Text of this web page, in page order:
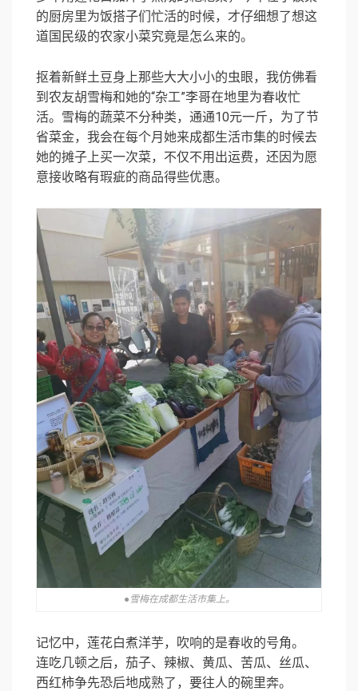
的厨房里为饭搭子们忙活的时候，才仔细想了想这
道国民级的农家小菜究竟是怎么来的。
抠着新鲜土豆身上那些大大小小的虫眼，我仿佛看
到农友胡雪梅和她的“杂工”李哥在地里为春收忙
活。雪梅的蔬菜不分种类，通通10元一斤，为了节
省菜金，我会在每个月她来成都生活市集的时候去
她的摊子上买一次菜，不仅不用出运费，还因为愿
意接收略有瑕疵的商品得些优惠。
●雪梅在成都生活市集上。
记忆中，莲花白煮洋芋，吹响的是春收的号角。
连吃几顿之后，茄子、辣椒、黄瓜、苦瓜、丝瓜、
西红柿争先恐后地成熟了，要往人的碗里奔。